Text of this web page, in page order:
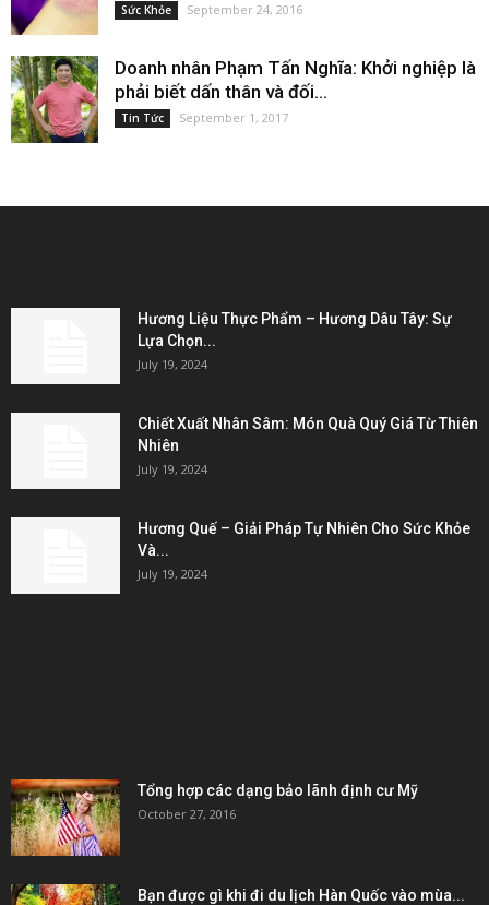
Sức Khỏe September 24, 2016
Doanh nhân Phạm Tấn Nghĩa: Khởi nghiệp là
phải biết dấn thân và đối...
Tin Tức September 1, 2017
Hương Liệu Thực Phẩm – Hương Dâu Tây: Sự
Lựa Chọn...
July 19, 2024
Chiết Xuất Nhân Sâm: Món Quà Quý Giá Từ Thiên
Nhiên
July 19, 2024
Hương Quế – Giải Pháp Tự Nhiên Cho Sức Khỏe
Và...
July 19, 2024
Tổng hợp các dạng bảo lãnh định cư Mỹ
October 27, 2016
Bạn được gì khi đi du lịch Hàn Quốc vào mùa...